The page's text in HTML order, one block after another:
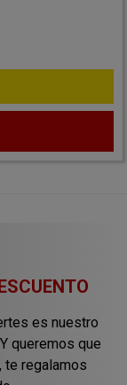
es nuestro
queremos que
te regalamos